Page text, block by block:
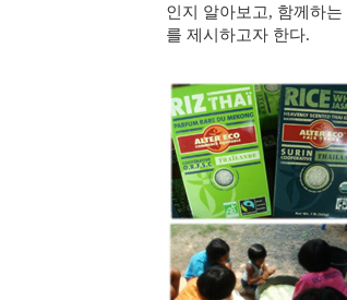
인지 알아보고, 함께하
를 제시하고자 한다.